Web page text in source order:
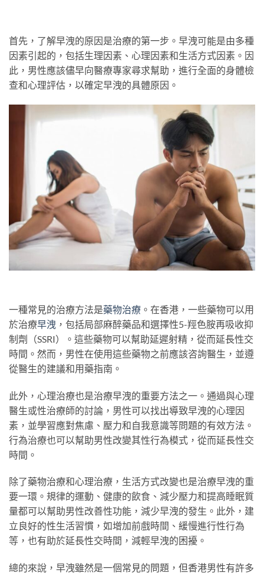
首先，了解早洩的原因是治療的第一步。早洩可能是由多種
因素引起的，包括生理因素、心理因素和生活方式因素。因
此，男性應該儘早向醫療專家尋求幫助，進行全面的身體檢
查和心理評估，以確定早洩的具體原因。
一種常見的治療方法是藥物治療 。在香港，一些藥物可以用
於治療早洩 ，包括局部麻醉藥品和選擇性5-羥色胺再吸收抑
制劑（SSRI）。這些藥物可以幫助延遲射精，從而延長性交
時間。然而，男性在使用這些藥物之前應該咨詢醫生，並遵
從醫生的建議和用藥指南。
此外，心理治療也是治療早洩的重要方法之一。通過與心理
醫生或性治療師的討論，男性可以找出導致早洩的心理因
素，並學習應對焦慮、壓力和自我意識等問題的有效方法。
行為治療也可以幫助男性改變其性行為模式，從而延長性交
時間。
除了藥物治療和心理治療，生活方式改變也是治療早洩的重
要一環。規律的運動、健康的飲食、減少壓力和提高睡眠質
量都可以幫助男性改善性功能，減少早洩的發生。此外，建
立良好的性生活習慣，如增加前戲時間、緩慢進行性行為
等，也有助於延長性交時間，減輕早洩的困擾。
總的來說，早洩雖然是一個常見的問題，但香港男性有許多